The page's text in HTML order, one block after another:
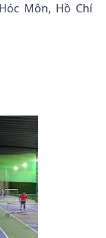
Môn, Hồ Chí